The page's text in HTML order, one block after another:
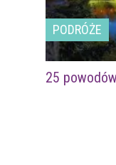
PODRÓŻE
25